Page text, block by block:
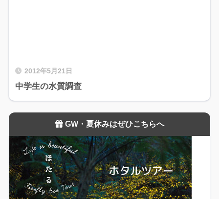
2012年5月21日
中学生の水質調査
GW・夏休みはぜひこちらへ